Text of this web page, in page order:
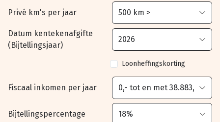
Privé km's per jaar
Datum kentekenafgifte
(Bijtellingsjaar)
Loonheffingskorting
Fiscaal inkomen per jaar
Bijtellingspercentage